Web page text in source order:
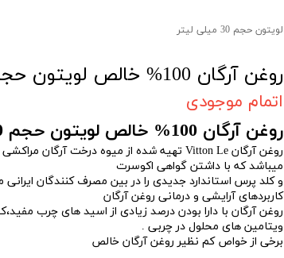
روغن آرگان 100% خالص لویتون حجم 30 میلی لیتر
اتمام موجودی
روغن آرگان 100% خالص لویتون حجم 30 میلی لیتر
میباشد که با داشتن گواهی اکوسرت
و کلد پرس استاندارد جدیدی را در بین مصرف کنندگان ایرانی
کاربردهای آرایشی و درمانی روغن آرگان
روغن آرگان با دارا بودن درصد زیادی از اسید های چرب
ویتامین های محلول در چربی .
برخی از خواص کم نظیر روغن آرگان خالص